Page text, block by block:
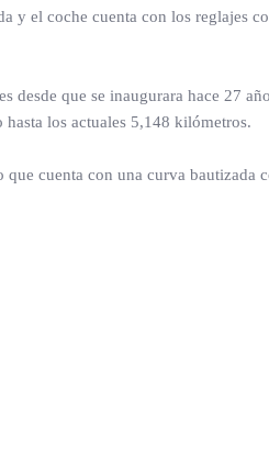
y el coche cuenta con los
que se inaugurara hace 27
los actuales 5,148 kilómetros.
cuenta con una curva